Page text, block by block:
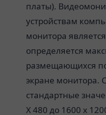
платы).
устройствам
монитора
определяется
размещающихся
экране
стандартные
X 480 до 1600 х